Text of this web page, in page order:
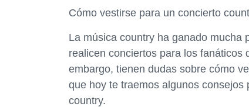
Cómo vestirse para un concierto
La música country ha ganado mucha
realicen conciertos para los fanáticos
embargo, tienen dudas sobre cómo
que hoy te traemos algunos
country.